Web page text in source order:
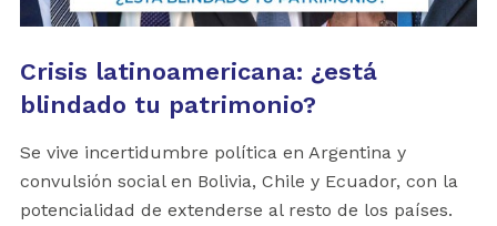
Crisis latinoamericana: ¿está
blindado tu patrimonio?
Se vive incertidumbre política en Argentina y
convulsión social en Bolivia, Chile y Ecuador, con la
potencialidad de extenderse al resto de los países.